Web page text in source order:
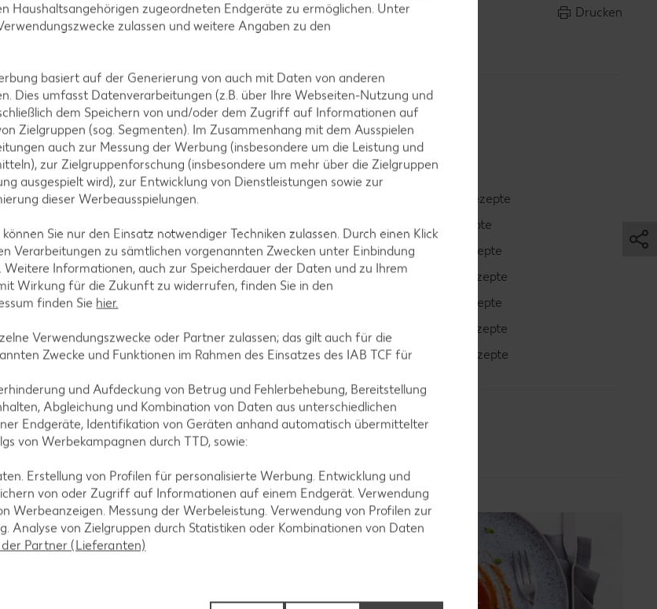
Drucken
Muffin-Rezepte
Apfelkuchen-Rezepte
Schokokuchen-Rezepte
Torten-Rezepte
Pfannkuchen-Rezepte
Plätzchen-Rezepte
Smoothie-Rezepte
Bowle-Rezepte
Cocktail-Rezepte
Avocado-Rezepte
Erdbeer-Rezepte
Blaubeer-Rezepte
Bananen-Rezepte
Haushaltsangehörigen zugeordneten Endgeräte zu ermöglichen. Unter
zulassen und weitere Angaben zu den
basiert auf der Generierung von auch mit Daten von anderen
Dies umfasst Datenverarbeitungen (z.B. über Ihre Webseiten-Nutzung und
dem Speichern von und/oder dem Zugriff auf Informationen auf
Zielgruppen (sog. Segmenten). Im Zusammenhang mit dem Ausspielen
auch zur Messung der Werbung (insbesondere um die Leistung und
zur Zielgruppenforschung (insbesondere um mehr über die Zielgruppen
ausgespielt wird), zur Entwicklung von Dienstleistungen sowie zur
dieser Werbeausspielungen.
Sie nur den Einsatz notwendiger Techniken zulassen. Durch einen Klick
Verarbeitungen zu sämtlichen vorgenannten Zwecken unter Einbindung
Informationen, auch zur Speicherdauer der Daten und zu Ihrem
Wirkung für die Zukunft zu widerrufen, finden Sie in den
finden Sie hier.
Verwendungszwecke oder Partner zulassen; das gilt auch für die
Zwecke und Funktionen im Rahmen des Einsatzes des IAB TCF für
und Aufdeckung von Betrug und Fehlerbehebung, Bereitstellung
Abgleichung und Kombination von Daten aus unterschiedlichen
Endgeräte, Identifikation von Geräten anhand automatisch übermittelter
von Werbekampagnen durch TTD, sowie:
Erstellung von Profilen für personalisierte Werbung. Entwicklung und
von oder Zugriff auf Informationen auf einem Endgerät. Verwendung
Werbeanzeigen. Messung der Werbeleistung. Verwendung von Profilen zur
Analyse von Zielgruppen durch Statistiken oder Kombinationen von Daten
Partner (Lieferanten)